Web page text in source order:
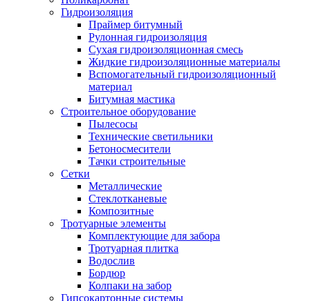
Гидроизоляция
Праймер битумный
Рулонная гидроизоляция
Сухая гидроизоляционная смесь
Жидкие гидроизоляционные материалы
Вспомогательный гидроизоляционный
материал
Битумная мастика
Строительное оборудование
Пылесосы
Технические светильники
Бетоносмесители
Тачки строительные
Сетки
Металлические
Стеклотканевые
Композитные
Тротуарные элементы
Комплектующие для забора
Тротуарная плитка
Водослив
Бордюр
Колпаки на забор
Гипсокартонные системы